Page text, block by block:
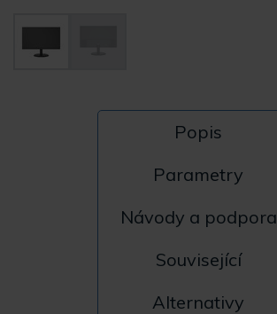
Popis
Parametry
Návody a podpora
Související
Alternativy